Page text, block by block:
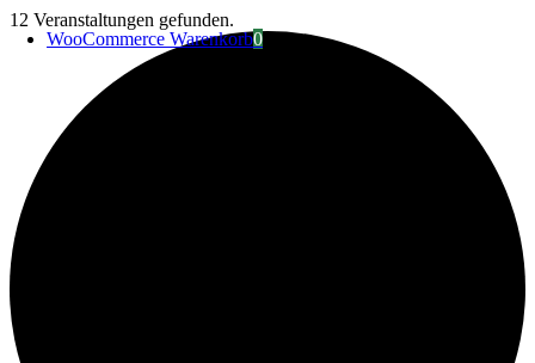
Zum
InhaltWooCommerce Warenkorb0
12 Veranstaltungen gefunden.